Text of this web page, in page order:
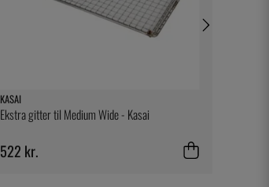
KASAI
Ekstra gitter til Medium Wide - Kasai
522 kr.